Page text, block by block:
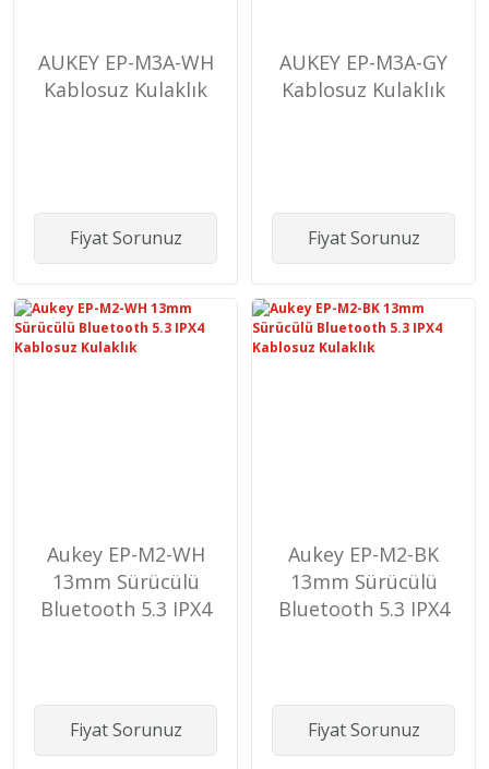
AUKEY EP-M3A-WH
Kablosuz Kulaklık
Fiyat Sorunuz
AUKEY EP-M3A-GY
Kablosuz Kulaklık
Fiyat Sorunuz
Aukey EP-M2-WH
13mm Sürücülü
Bluetooth 5.3 IPX4
Fiyat Sorunuz
Aukey EP-M2-BK
13mm Sürücülü
Bluetooth 5.3 IPX4
Fiyat Sorunuz